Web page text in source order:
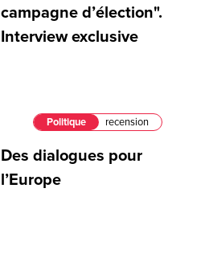
campagne d’élection".
Interview exclusive
Politique recension
Des dialogues pour
l’Europe